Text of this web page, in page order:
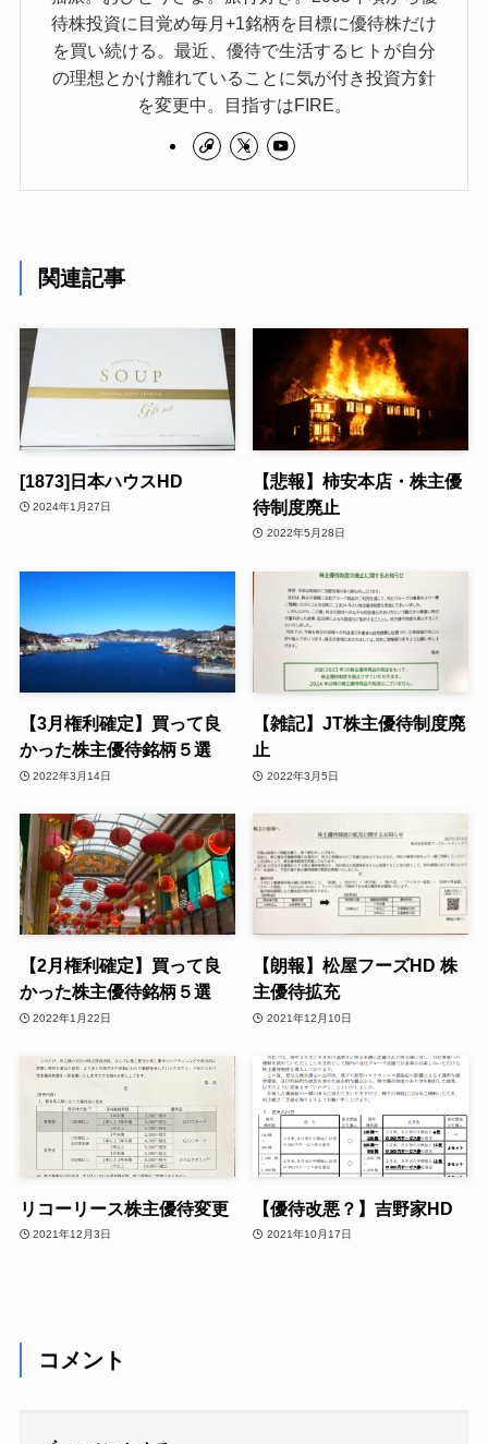
待株投資に目覚め毎月+1銘柄を目標に優待株だけ
を買い続ける。最近、優待で生活するヒトが自分
の理想とかけ離れていることに気が付き投資方針
を変更中。目指すはFIRE。
関連記事
[1873]日本ハウスHD
2024年1月27日
【悲報】柿安本店・株主優
待制度廃止
2022年5月28日
【3月権利確定】買って良
かった株主優待銘柄５選
2022年3月14日
【雑記】JT株主優待制度廃
止
2022年3月5日
【2月権利確定】買って良
かった株主優待銘柄５選
2022年1月22日
【朗報】松屋フーズHD 株
主優待拡充
2021年12月10日
リコーリース株主優待変更
2021年12月3日
【優待改悪？】吉野家HD
2021年10月17日
コメント